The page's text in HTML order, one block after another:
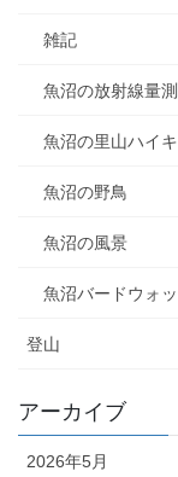
雑記
魚沼の放射線量
魚沼の里山ハイ
魚沼の野鳥
魚沼の風景
魚沼バードウォ
登山
アーカイブ
2026年5月